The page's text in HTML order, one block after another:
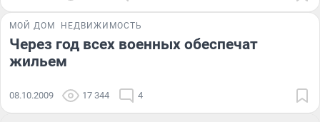
МОЙ ДОМ НЕДВИЖИМОСТЬ
Через год всех военных обеспечат
жильем
08.10.2009 17 344 4